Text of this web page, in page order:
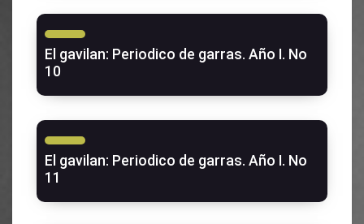
El gavilan: Periodico de garras. Año I. No
10
El gavilan: Periodico de garras. Año I. No
11